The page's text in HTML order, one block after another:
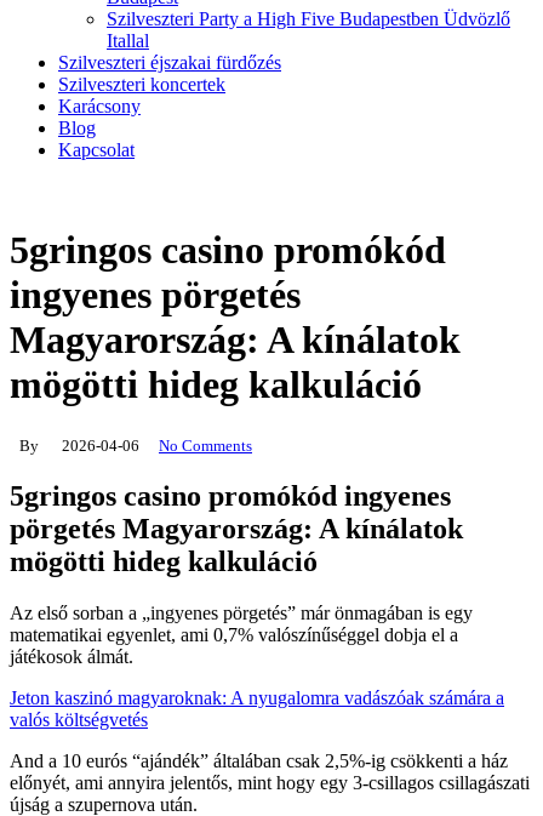
Szilveszteri Party a High Five Budapestben Üdvözlő
Itallal
Szilveszteri éjszakai fürdőzés
Szilveszteri koncertek
Karácsony
Blog
Kapcsolat
5gringos casino promókód
ingyenes pörgetés
Magyarország: A kínálatok
mögötti hideg kalkuláció
By 2026-04-06 No Comments
5gringos casino promókód ingyenes
pörgetés Magyarország: A kínálatok
mögötti hideg kalkuláció
Az első sorban a „ingyenes pörgetés” már önmagában is egy
matematikai egyenlet, ami 0,7% valószínűséggel dobja el a
játékosok álmát.
Jeton kaszinó magyaroknak: A nyugalomra vadászóak számára a
valós költségvetés
And a 10 eurós “ajándék” általában csak 2,5%-ig csökkenti a ház
előnyét, ami annyira jelentős, mint hogy egy 3‑csillagos csillagászati
újság a szupernova után.